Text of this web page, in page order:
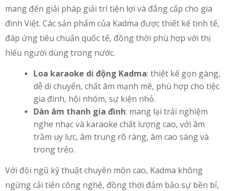
mang đến giải pháp giải trí tiện lợi và đẳng cấp cho gia
đình Việt. Các sản phẩm của Kadma được thiết kế tinh tế,
đáp ứng tiêu chuẩn quốc tế, đồng thời phù hợp với thị
hiếu người dùng trong nước.
Loa karaoke di động Kadma: thiết kế gọn gàng,
dễ di chuyển, chất âm mạnh mẽ, phù hợp cho tiệc
gia đình, hội nhóm, sự kiện nhỏ.
Dàn âm thanh gia đình: mang lại trải nghiệm
nghe nhạc và karaoke chất lượng cao, với âm
trầm uy lực, âm trung rõ ràng, âm cao sáng và
trong trẻo.
Với đội ngũ kỹ thuật chuyên môn cao, Kadma không
ngừng cải tiến công nghệ, đồng thời đảm bảo sự bền bỉ,